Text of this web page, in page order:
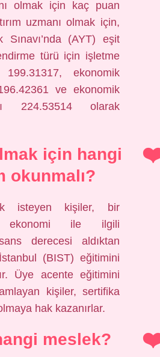
olmak için kaç puan
uzmanı olmak için,
Sınavı’nda (AYT) eşit
türü için işletme
ekonomik
ve ekonomik
224.53514 olarak
için hangi
okunmalı?
isteyen kişiler, bir
ekonomi ile ilgili
derecesi aldıktan
(BIST) eğitimini
Üye acente eğitimini
kişiler, sertifika
hak kazanırlar.
meslek?